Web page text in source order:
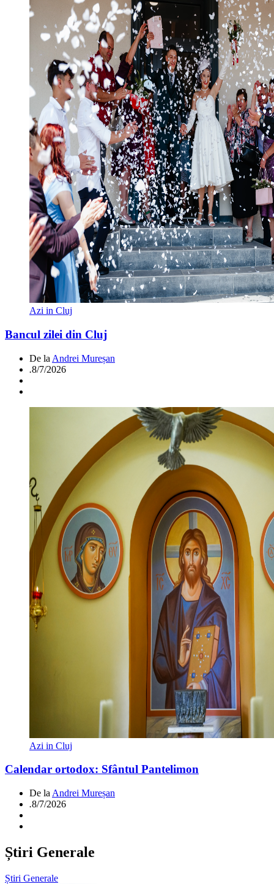
Azi in Cluj
Bancul zilei din Cluj
De la Andrei Mureșan
.8/7/2026
Azi in Cluj
Calendar ortodox: Sfântul Pantelimon
De la Andrei Mureșan
.8/7/2026
Știri Generale
Știri Generale